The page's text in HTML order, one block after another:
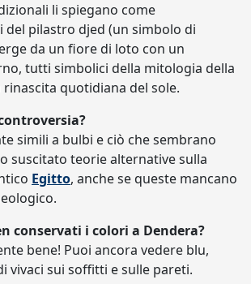
li spiegano come
del pilastro djed (un simbolo di
da un fiore di loto con un
tutti simbolici della mitologia della
rinascita quotidiana del sole.
simili a bulbi e ciò che sembrano
suscitato teorie alternative sulla
Egitto, anche se queste mancano
conservati i colori a Dendera?
bene! Puoi ancora vedere blu,
vivaci sui soffitti e sulle pareti.